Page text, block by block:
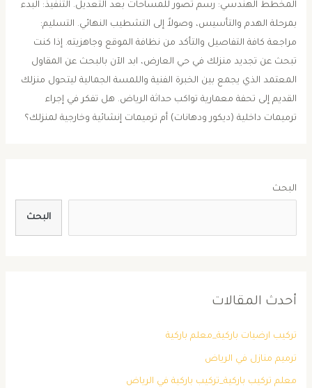
المخطط الهندسي: رسم تصور للمساحات بعد التعديل. ​التنفيذ: البدء
بمرحلة الهدم والتأسيس، وصولاً إلى التشطيب النهائي. ​التسليم:
مراجعة كافة التفاصيل والتأكد من نظافة الموقع وجاهزيته. ​إذا كنت
تبحث عن تجديد منزلك في حي العارض، ابد الآن بالبحث عن المقاول
المعتمد الذي يجمع بين الخبرة الفنية واللمسة الجمالية ليتحول منزلك
القديم إلى تحفة معمارية تواكب حداثة الرياض. ​هل تفكر في إجراء
ترميمات داخلية (ديكور ودهانات) أم ترميمات إنشائية وخارجية لمنزلك؟
البحث
البحث
أحدث المقالات
تركيب ارضيات باركية_معلم باركية
ترميم منازل في الرياض
معلم تركيب باركية_تركيب باركية في الرياض